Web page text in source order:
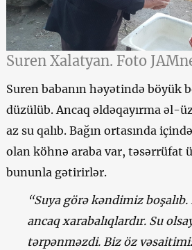
Suren Xalatyan. Foto
Suren babanın həyətində böyük
düzülüb. Ancaq əldəqayırma əl-
az su qalıb. Bağın ortasında
olan köhnə araba var, təsərrüfat
bununla gətirirlər.
“Suya görə kəndimiz boşalıb.
ancaq xarabalıqlardır. Su
tərpənməzdi. Biz öz